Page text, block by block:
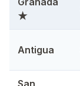
★
Antigua
San